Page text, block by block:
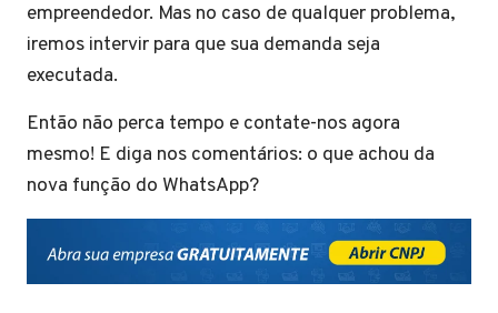
empreendedor. Mas no caso de qualquer problema,
iremos intervir para que sua demanda seja
executada.
Então não perca tempo e contate-nos agora
mesmo! E diga nos comentários: o que achou da
nova função do WhatsApp?